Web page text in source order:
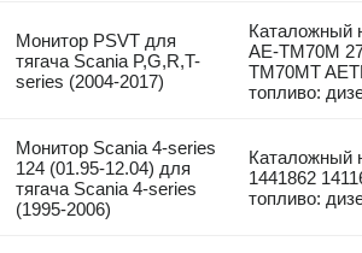
Монитор PSVT для
тягача Scania P,G,R,T-
series (2004-2017)
Каталожный
AE-TM70M
TM70MT
топливо:
Монитор Scania 4-series
124 (01.95-12.04) для
тягача Scania 4-series
(1995-2006)
Каталожный
1441862
топливо: